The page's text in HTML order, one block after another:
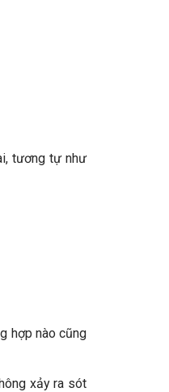
tương tự như
hợp nào cũng
xảy ra sót